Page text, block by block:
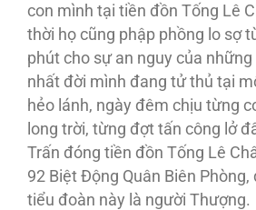
con mình tại tiền đồn Tống Lê
thời họ cũng phập phồng lo sợ
phút cho sự an nguy của
nhất đời mình đang tử thủ tại
hẻo lánh, ngày đêm chịu từng
long trời, từng đợt tấn công lở
Trấn đóng tiền đồn Tống Lê
92 Biệt Ðộng Quân Biên Phòng,
tiểu đoàn này là người Thượng.